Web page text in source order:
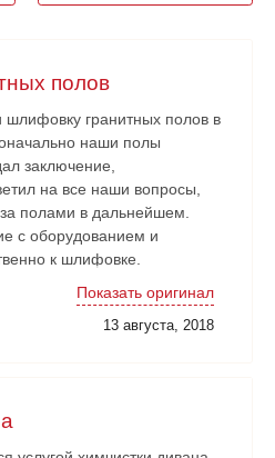
полов
шлифовку гранитных полов в
наши полы
заключение,
на все наши вопросы,
за полами в дальнейшем.
с оборудованием и
к шлифовке.
аккуратные, все
учитывали. Работа
Показать оригинал
13 августа, 2018